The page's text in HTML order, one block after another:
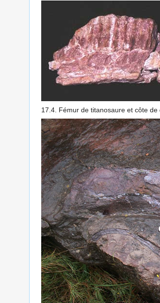
17.4. Fémur de titanosaure et côte